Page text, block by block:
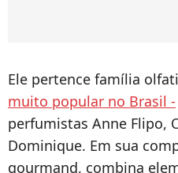
Ele pertence família
muito popular no Brasil -
perfumistas Anne Flipo,
Dominique. Em sua
gourmand, combina